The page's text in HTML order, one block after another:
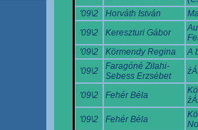
'09\2
Horváth István
'09\2
Kereszturi Gábor
'09\2
Körmendy Regina
A
'09\2
Faragóné Zilahi-
Sebess Erzsébet
'09\2 Fehér Béla
'09\2
Fehér Béla